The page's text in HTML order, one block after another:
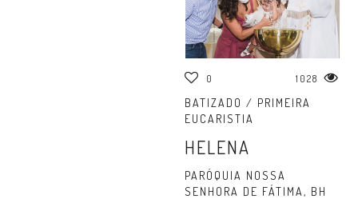
0 1028
BATIZADO / PRIMEIRA
EUCARISTIA
HELENA
PARÓQUIA NOSSA
SENHORA DE FÁTIMA, BH